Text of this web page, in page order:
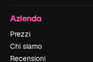
Azienda
Prezzi
Chi siamo
Recensioni